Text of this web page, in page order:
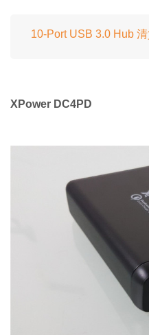
10-Port USB 3.0 Hub
XPower DC4PD